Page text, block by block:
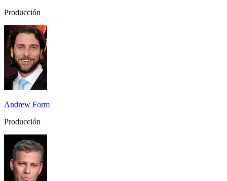
Producción
Andrew Form
Producción